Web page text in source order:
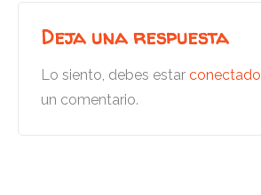
Deja una respuesta
Lo siento, debes estar conectado
un comentario.